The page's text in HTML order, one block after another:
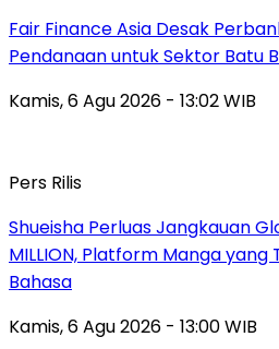
Fair Finance Asia Desak
Pendanaan untuk Sektor Batu
Kamis, 6 Agu 2026 - 13:02 WIB
Pers Rilis
Shueisha Perluas Jangkauan
MILLION, Platform Manga yang
Bahasa
Kamis, 6 Agu 2026 - 13:00 WIB